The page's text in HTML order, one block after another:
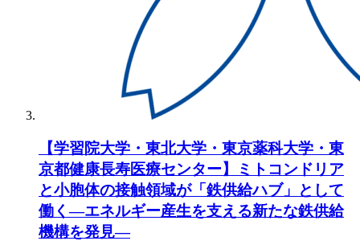
【学習院大学・東北大学・東京薬科大学・東
京都健康長寿医療センター】ミトコンドリア
と小胞体の接触領域が「鉄供給ハブ」として
働く―エネルギー産生を支える新たな鉄供給
機構を発見―